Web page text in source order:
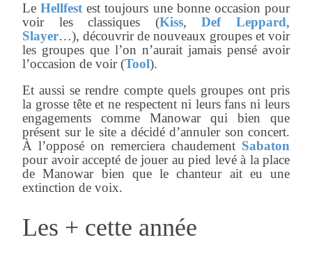
LeHellfestest toujours une bonne occasion pour
voir les classiques (Kiss,Def Leppard,
Slayer…), découvrir de nouveaux groupes et voir
les groupes que l’on n’aurait jamais pensé avoir
l’occasion de voir (Tool).
Et aussi se rendre compte quels groupes ont pris
la grosse tête et ne respectent ni leurs fans ni leurs
engagements comme Manowar qui bien que
présent sur le site a décidé d’annuler son concert.
À l’opposé on remerciera chaudement Sabaton
pour avoir accepté de jouer au pied levé à la place
de Manowar bien que le chanteur ait eu une
extinction de voix.
Les + cette année